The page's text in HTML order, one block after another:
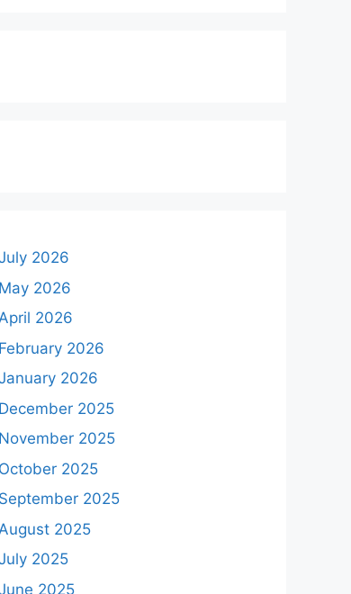
2026
May 2026
2026
February 2026
2026
December 2025
November 2025
October 2025
September 2025
August 2025
2025
2025